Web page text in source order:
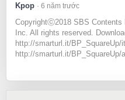
Kpop 6 năm trước
Copyrightⓒ2018 SBS Contents
Inc. All rights reserved.
http://smarturl.it/BP_SquareUp/
http://smarturl.it/BP_SquareUp/